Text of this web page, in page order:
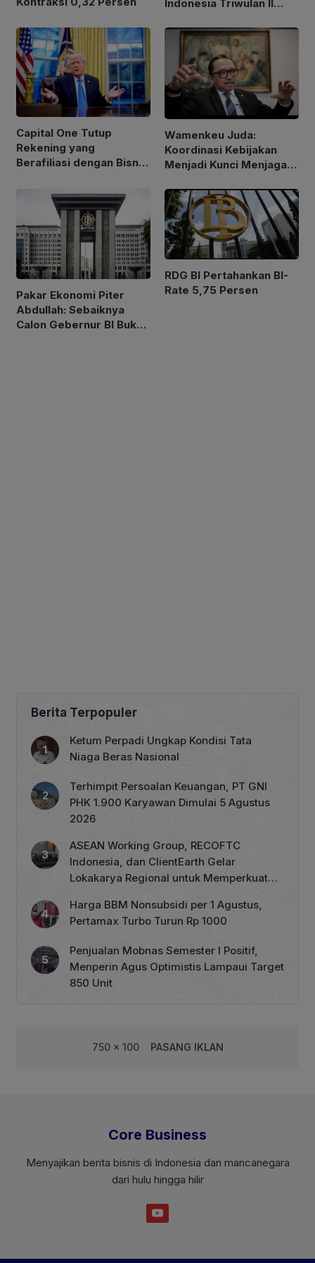
Indonesia Triwulan II
Capital One Tutup
Rekening yang
Berafiliasi dengan Bisnis
Wamenkeu Juda:
Koordinasi Kebijakan
Menjadi Kunci Menjaga
Pakar Ekonomi Piter
Abdullah: Sebaiknya
Calon Gebernur BI Bukan
RDG BI Pertahankan BI-
Rate 5,75 Persen
Berita Terpopuler
Ketum Perpadi Ungkap Kondisi Tata
Niaga Beras Nasional
Terhimpit Persoalan Keuangan, PT GNI
PHK 1.900 Karyawan Dimulai 5 Agustus
2026
ASEAN Working Group, RECOFTC
Indonesia, dan ClientEarth Gelar
Lokakarya Regional untuk Memperkuat
Harga BBM Nonsubsidi per 1 Agustus,
Pertamax Turbo Turun Rp 1000
Penjualan Mobnas Semester I Positif,
Menperin Agus Optimistis Lampaui Target
850 Unit
750 x 100 PASANG IKLAN
Core Business
Menyajikan berita bisnis di Indonesia dan mancanegara
dari hulu hingga hilir